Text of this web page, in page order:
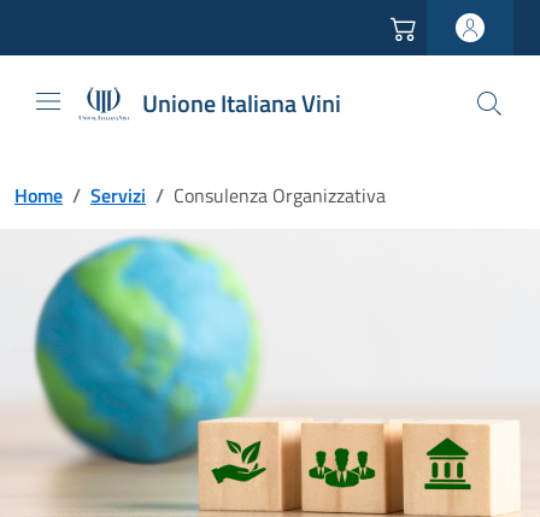
Unione Italiana Vini
Home / Servizi / Consulenza Organizzativa